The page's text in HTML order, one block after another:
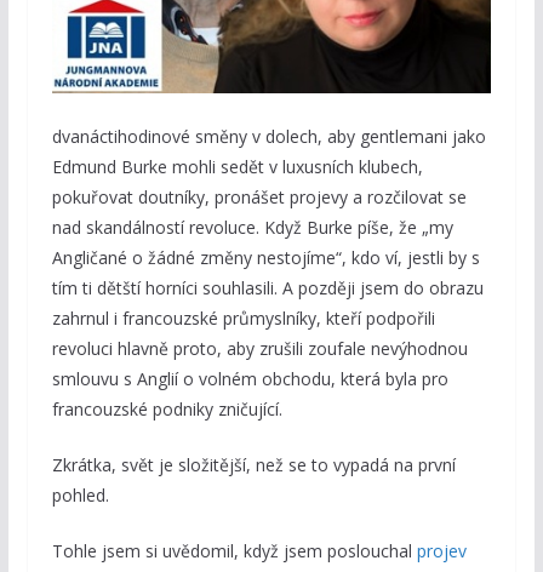
dvanáctihodinové směny v dolech, aby gentlemani jako
Edmund Burke mohli sedět v luxusních klubech,
pokuřovat doutníky, pronášet projevy a rozčilovat se
nad skandálností revoluce. Když Burke píše, že „my
Angličané o žádné změny nestojíme“, kdo ví, jestli by s
tím ti dětští horníci souhlasili. A později jsem do obrazu
zahrnul i francouzské průmyslníky, kteří podpořili
revoluci hlavně proto, aby zrušili zoufale nevýhodnou
smlouvu s Anglií o volném obchodu, která byla pro
francouzské podniky zničující.
Zkrátka, svět je složitější, než se to vypadá na první
pohled.
Tohle jsem si uvědomil, když jsem poslouchal projev